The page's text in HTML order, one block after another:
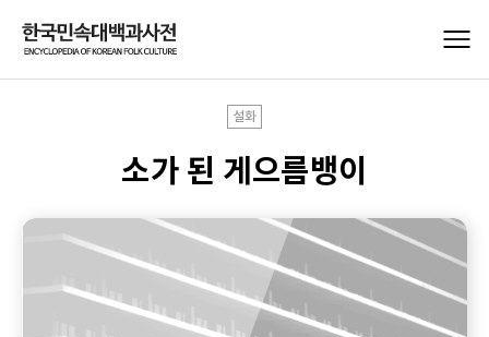
설화
소가 된 게으름뱅이